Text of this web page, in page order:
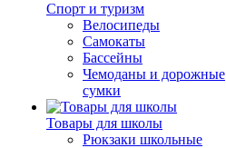
Спорт и туризм
Велосипеды
Самокаты
Бассейны
Чемоданы и дорожные
сумки
Товары для школы
Рюкзаки школьные